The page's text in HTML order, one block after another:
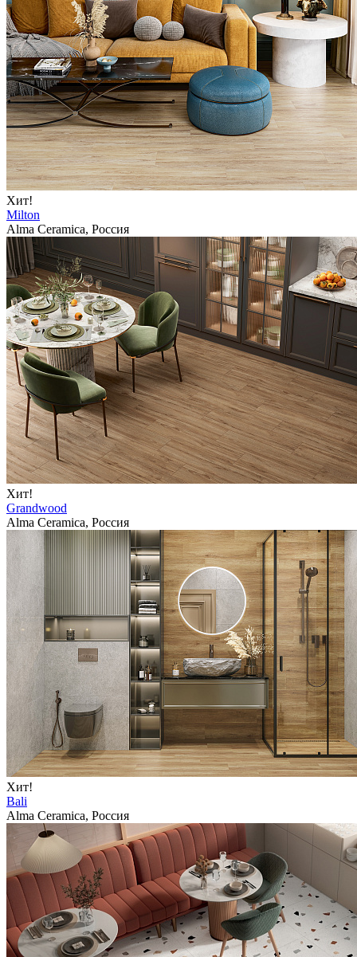
Хит!
Milton
Alma Ceramica, Россия
Хит!
Grandwood
Alma Ceramica, Россия
Хит!
Bali
Alma Ceramica, Россия